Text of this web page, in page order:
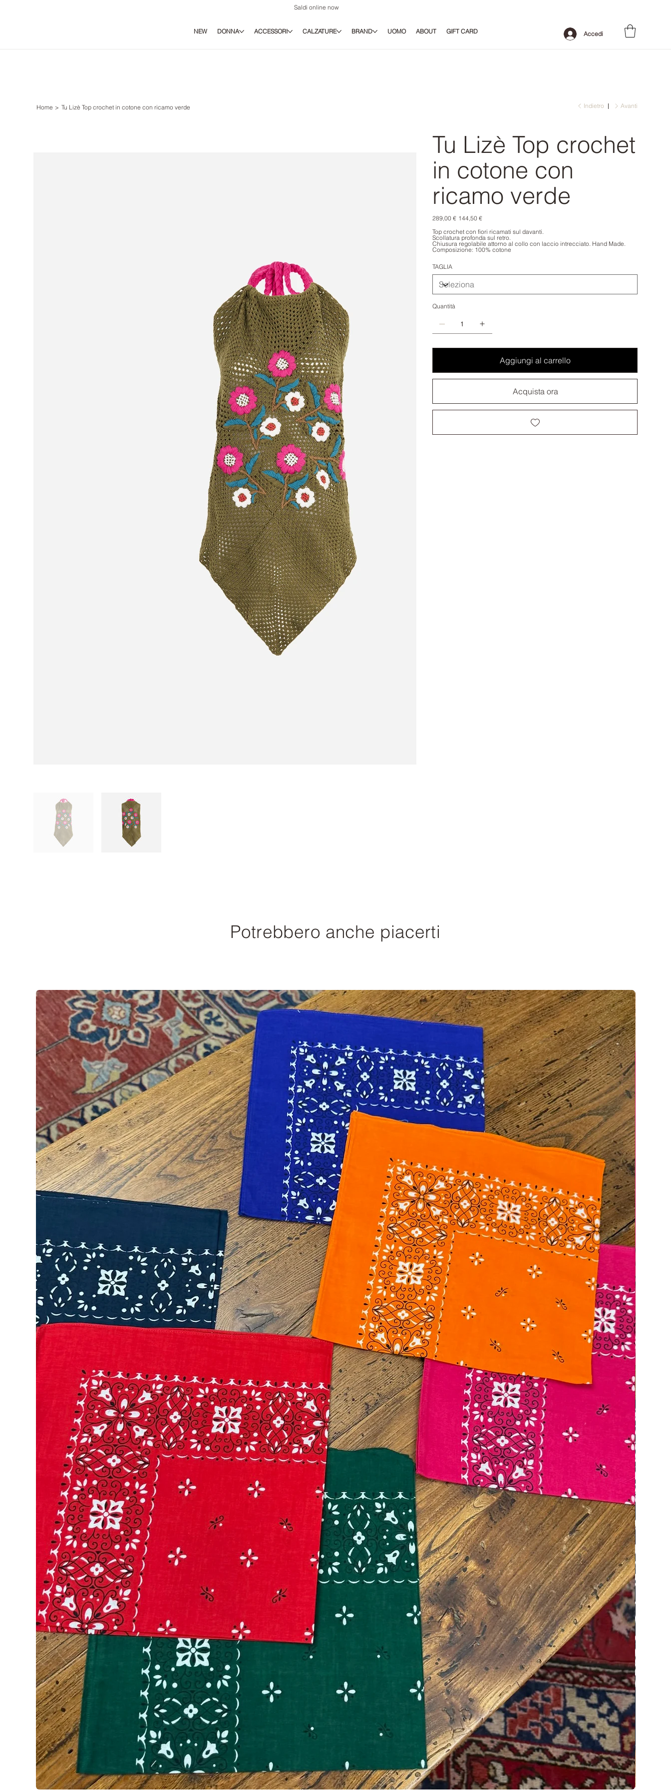
Saldi online now
Accedi
NEW DONNA ACCESSORI CALZATURE BRAND UOMO ABOUT GIFT CARD
Home > Tu Lizè Top crochet in cotone con ricamo verde Indietro Avanti
Tu Lizè Top crochet
in cotone con
ricamo verde
Prezzo
originale
289,00 € Prezzo
scontato
144,50 €
Top crochet con fiori ricamati sul davanti.
Scollatura profonda sul retro.
Chiusura regolabile attorno al collo con laccio intrecciato. Hand Made.
Composizione: 100% cotone
TAGLIA
Quantità
Aggiungi al carrello
Acquista ora
Potrebbero anche piacerti